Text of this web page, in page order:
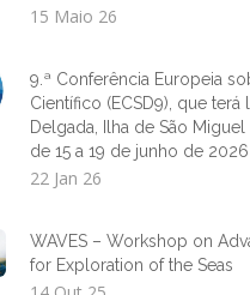
15 Maio 26
9.ª Conferência Europeia
Científico (ECSD9), que terá
Delgada, Ilha de São Miguel
de 15 a 19 de junho de 2026
22 Jan 26
WAVES – Workshop on
for Exploration of the Seas